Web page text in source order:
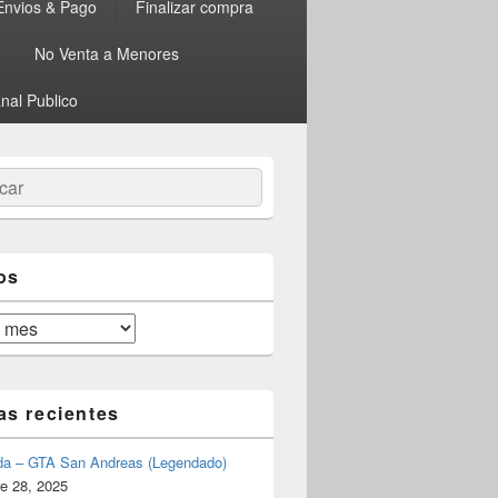
& Pago Finalizar compra
No Venta a Menores
Publico
recientes
– GTA San Andreas (Legendado)
28, 2025